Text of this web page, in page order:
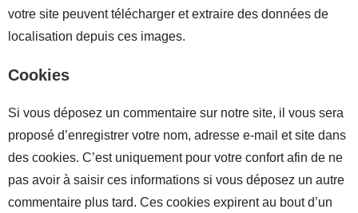
votre site peuvent télécharger et extraire des données de
localisation depuis ces images.
Cookies
Si vous déposez un commentaire sur notre site, il vous sera
proposé d’enregistrer votre nom, adresse e-mail et site dans
des cookies. C’est uniquement pour votre confort afin de ne
pas avoir à saisir ces informations si vous déposez un autre
commentaire plus tard. Ces cookies expirent au bout d’un